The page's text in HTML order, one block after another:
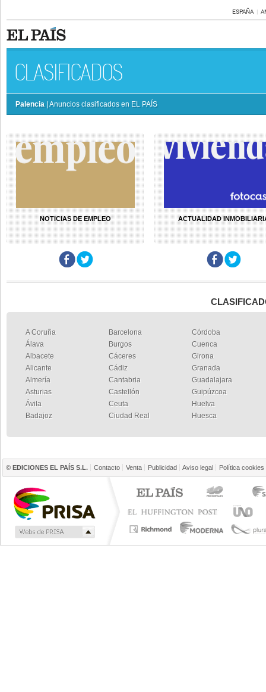
ESPAÑA
CLASIFICADOS
Palencia | Anuncios clasificados en EL PAÍS
NOTICIAS DE EMPLEO ACTUALIDAD
A Coruña
Álava
Albacete
Alicante
Almería
Asturias
Ávila
Badajoz
Barcelona
Burgos
Cáceres
Cádiz
Cantabria
Castellón
Ceuta
Ciudad Real
Córdoba
Cuenca
Girona
Granada
Guadalajara
Guipúzcoa
Huelva
Huesca
© EDICIONES EL PAÍS S.L. Contacto Venta Publicidad Aviso legal Política cookies